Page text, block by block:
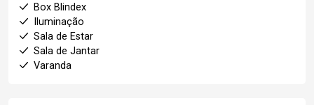
Box Blindex
Iluminação
Sala de Estar
Sala de Jantar
Varanda